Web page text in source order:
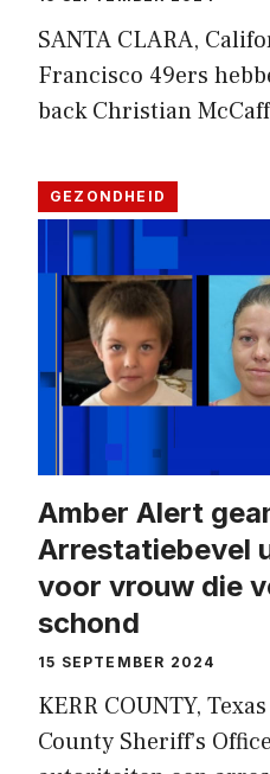
SANTA CLARA,
Francisco 49ers
back Christian
GEZONDHEID
Amber Alert
Arrestatiebevel
voor vrouw die
schond
15 SEPTEMBER 2024
KERR COUNTY,
County Sheriff’s